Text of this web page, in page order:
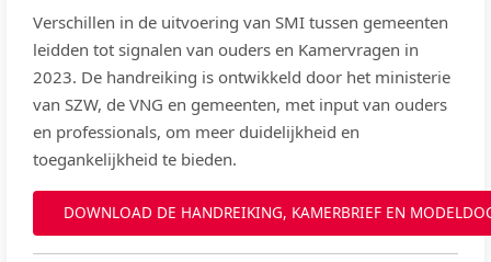
Verschillen in de uitvoering van SMI tussen gemeenten
leidden tot signalen van ouders en Kamervragen in
2023. De handreiking is ontwikkeld door het ministerie
van SZW, de VNG en gemeenten, met input van ouders
en professionals, om meer duidelijkheid en
toegankelijkheid te bieden.
DOWNLOAD DE HANDREIKING, KAMERBRIEF EN